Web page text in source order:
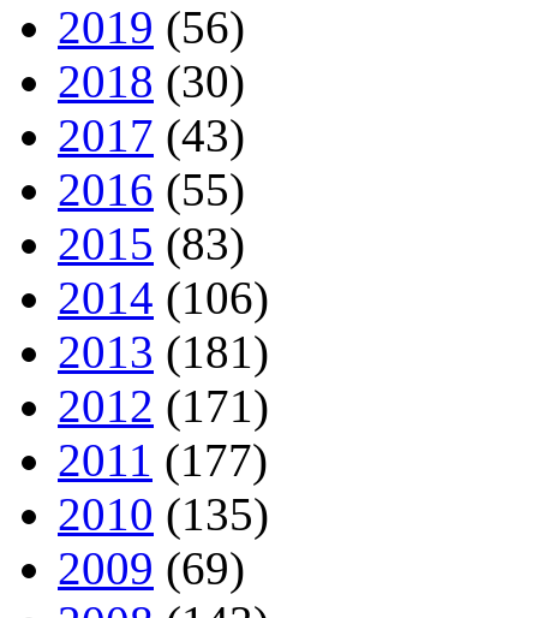
2019 (56)
2018 (30)
2017 (43)
2016 (55)
2015 (83)
2014 (106)
2013 (181)
2012 (171)
2011 (177)
2010 (135)
2009 (69)